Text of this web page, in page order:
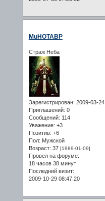
MuHOTABP
Страж Неба
Зарегистрирован: 2009-03-24
Приглашений: 0
Сообщений: 114
Уважение: +3
Позитив: +6
Пол: Мужской
Возраст: 37 [1989-01-09]
Провел на форуме:
18 часов 38 минут
Последний визит:
2009-10-29 08:47:20